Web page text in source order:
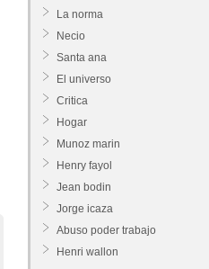
La norma
Necio
Santa ana
El universo
Critica
Hogar
Munoz marin
Henry fayol
Jean bodin
Jorge icaza
Abuso poder trabajo
Henri wallon